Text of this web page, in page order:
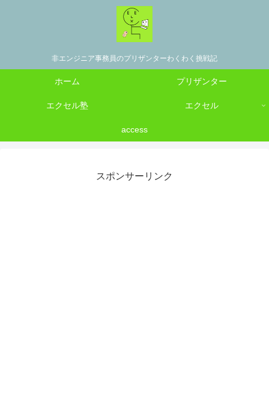
非エンジニア事務員のプリザンターわくわく挑戦記
ホーム プリザンター
エクセル塾 エクセル
access
スポンサーリンク